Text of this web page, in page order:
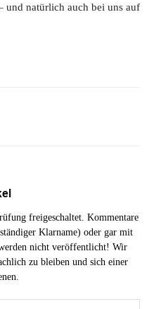
und natürlich auch bei uns auf
freigeschaltet. Kommentare
Klarname) oder gar mit
nicht veröffentlicht! Wir
zu bleiben und sich einer